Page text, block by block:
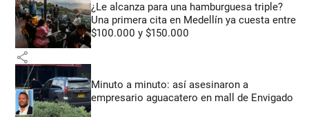
¿Le alcanza para una hamburguesa triple?
Una primera cita en Medellín ya cuesta entre
$100.000 y $150.000
share
Minuto a minuto: así asesinaron a
empresario aguacatero en mall de Envigado